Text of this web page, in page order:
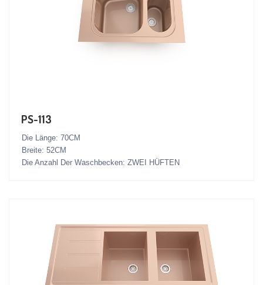
PS-113
Die Länge: 70CM
Breite: 52CM
Die Anzahl Der Waschbecken: ZWEI HÜFTEN